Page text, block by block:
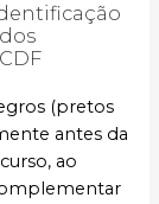
(pretos
antes da
ao